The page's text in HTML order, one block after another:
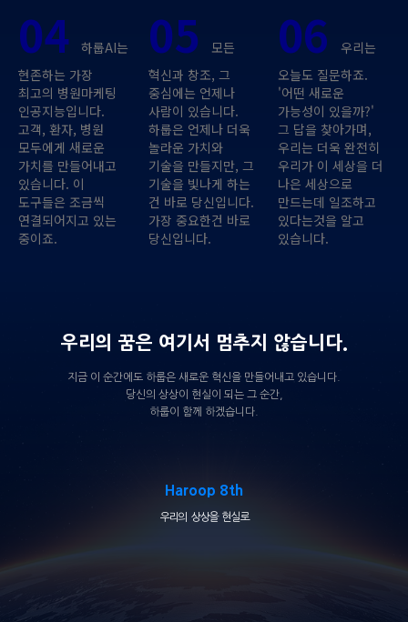
04
하룹AI는
현존하는 가장
최고의 병원마케팅
인공지능입니다.
고객, 환자, 병원
모두에게 새로운
가치를 만들어내고
있습니다. 이
도구들은 조금씩
연결되어지고 있는
중이죠.
05
모든
혁신과 창조, 그
중심에는 언제나
사람이 있습니다.
하룹은 언제나 더욱
놀라운 가치와
기술을 만들지만, 그
기술을 빛나게 하는
건 바로 당신입니다.
가장 중요한건 바로
당신입니다.
06우리는
오늘도 질문하죠.
'어떤 새로운
가능성이 있을까?'
그 답을 찾아가며,
우리는 더욱 완전히
우리가 이 세상을 더
나은 세상으로
만드는데 일조하고
있다는것을 알고
있습니다.
우리의 꿈은 여기서 멈추지 않습니다.
지금 이 순간에도 하룹은 새로운 혁신을 만들어내고 있습니다.
당신의 상상이 현실이 되는 그 순간,
하룹이 함께 하겠습니다.
Haroop 8th
우리의 상상을 현실로